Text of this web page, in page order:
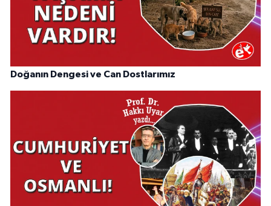
Doğanın Dengesi ve Can Dostlarımız